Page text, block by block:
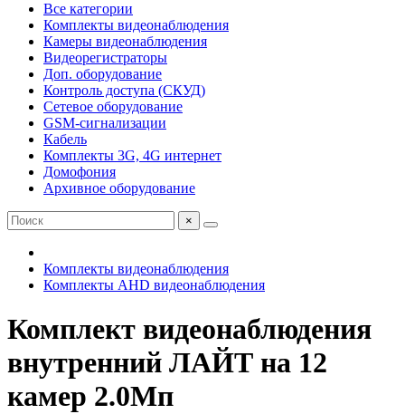
Все категории
Комплекты видеонаблюдения
Камеры видеонаблюдения
Видеорегистраторы
Доп. оборудование
Контроль доступа (СКУД)
Сетевое оборудование
GSM-сигнализации
Кабель
Комплекты 3G, 4G интернет
Домофония
Архивное оборудование
×
Комплекты видеонаблюдения
Комплекты AHD видеонаблюдения
Комплект видеонаблюдения
внутренний ЛАЙТ на 12
камер 2.0Мп